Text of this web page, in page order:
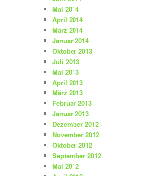
Mai 2014
April 2014
März 2014
Januar 2014
Oktober 2013
Juli 2013
Mai 2013
April 2013
März 2013
Februar 2013
Januar 2013
Dezember 2012
November 2012
Oktober 2012
September 2012
Mai 2012